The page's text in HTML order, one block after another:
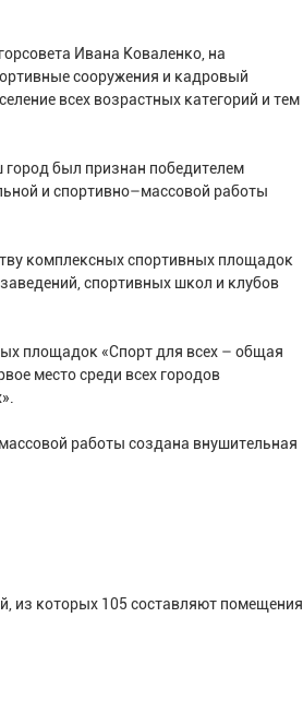
Ивана Коваленко, на
сооружения и кадровый
всех возрастных категорий и тем
город был признан победителем
и спортивно–массовой работы
комплексных спортивных площадок
спортивных школ и клубов
площадок «Спорт для всех – общая
место среди всех городов
работы создана внушительная
из которых 105 составляют помещения